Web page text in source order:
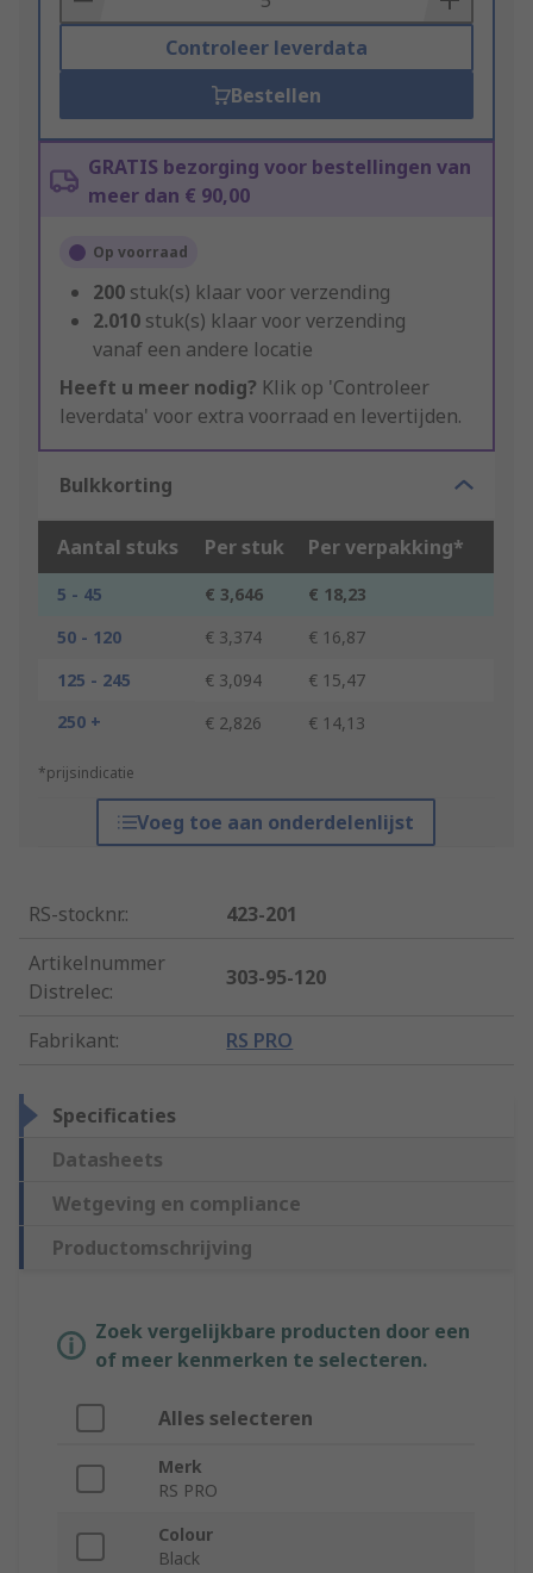
Controleer leverdata
Bestellen
GRATIS bezorging voor bestellingen van
meer dan € 90,00
Op voorraad
200 stuk(s) klaar voor verzending
2.010 stuk(s) klaar voor verzending
vanaf een andere locatie
Heeft u meer nodig? Klik op 'Controleer
leverdata' voor extra voorraad en levertijden.
Bulkkorting
Aantal stuks Per stuk Per verpakking*
5 - 45 € 3,646
€ 18,23
50 - 120
€ 3,374
€ 16,87
125 - 245
€ 3,094
€ 15,47
250 +
€ 2,826 € 14,13
*prijsindicatie
Voeg toe aan onderdelenlijst
RS-stocknr.:
423-201
Artikelnummer
Distrelec:
303-95-120
Fabrikant: RS PRO
Specificaties
Datasheets
Wetgeving en compliance
Productomschrijving
Zoek vergelijkbare producten door een
of meer kenmerken te selecteren.
Alles selecteren
Merk
RS PRO
Colour
Black